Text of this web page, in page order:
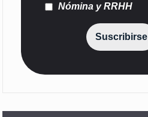
Nómina y RRHH
Suscribirse